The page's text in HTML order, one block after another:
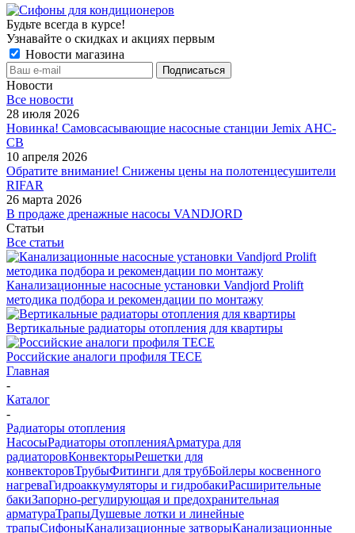
Будьте всегда в курсе!
Узнавайте о скидках и акциях первым
Новости магазина
Новости
Все новости
28 июля 2026
Новинка! Самовсасывающие насосные станции Jemix АНС-
СВ
10 апреля 2026
Обратите внимание! Снижены цены на полотенцесушители
RIFAR
26 марта 2026
В продаже дренажные насосы VANDJORD
Статьи
Все статьи
Канализационные насосные установки Vandjord Prolift
методика подбора и рекомендации по монтажу
Вертикальные радиаторы отопления для квартиры
Российские аналоги профиля TECE
Главная
-
Каталог
-
Радиаторы отопления
НасосыРадиаторы отопленияАрматура для
радиаторовКонвекторыРешетки для
конвекторовТрубыФитинги для трубБойлеры косвенного
нагреваГидроаккумуляторы и гидробакиРасширительные
бакиЗапорно-регулирующая и предохранительная
арматураТрапыДушевые лотки и линейные
трапыСифоныКанализационные затворыКанализационные